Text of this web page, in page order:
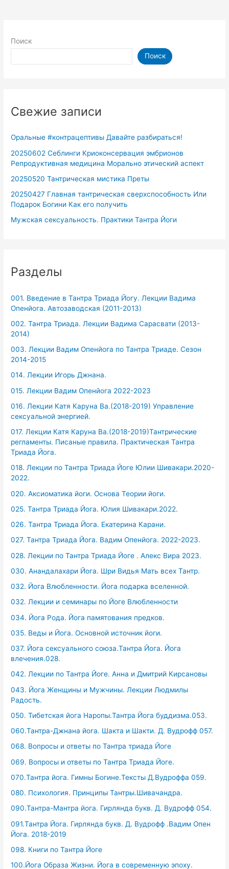
Поиск
Поиск
Свежие записи
Оральные #контрацептивы Давайте разбираться!
20250602 Себлинги Криоконсервация эмбрионов
Репродуктивная медицина Морально этический аспект
20250520 Тантрическая мистика Преты
20250427 Главная тантрическая сверхспособность Или
Подарок Богини Как его получить
Мужская сексуальность. Практики Тантра Йоги
Разделы
001. Введение в Тантра Триада Йогу. Лекции Вадима
Опенйога. Автозаводская (2011-2013)
002. Тантра Триада. Лекции Вадима Сарасвати (2013-
2014)
003. Лекции Вадим Опенйога по Тантра Триаде. Сезон
2014-2015
014. Лекции Игорь Джнана.
015. Лекции Вадим Опенйога 2022-2023
016. Лекции Катя Каруна Ва.(2018-2019) Управление
сексуальной энергией.
017. Лекции Катя Каруна Ва.(2018-2019)Тантрические
регламенты. Писаные правила. Практическая Тантра
Триада Йога.
018. Лекции по Тантра Триада Йоге Юлии Шивакари.2020-
2022.
020. Аксиоматика йоги. Основа Теории йоги.
025. Тантра Триада Йога. Юлия Шивакари.2022.
026. Тантра Триада Йога. Екатерина Карани.
027. Тантра Триада Йога. Вадим Опенйога. 2022-2023.
028. Лекции по Тантра Триада Йоге . Алекс Вира 2023.
030. Анандалахари Йога. Шри Видья Мать всех Тантр.
032. Йога Влюбленности. Йога подарка вселенной.
032. Лекции и семинары по Йоге Влюбленности
034. Йога Рода. Йога памятования предков.
035. Веды и Йога. Основной источник йоги.
037. Йога сексуального союза.Тантра Йога. Йога
влечения.028.
042. Лекции по Тантра Йоге. Анна и Дмитрий Кирсановы
043. Йога Женщины и Мужчины. Лекции Людмилы
Радость.
050. Тибетская йога Наропы.Тантра Йога буддизма.053.
060.Тантра-Джнана йога. Шакта и Шакти. Д. Вудрофф 057.
068. Вопросы и ответы по Тантра триада Йоге
069. Вопросы и ответы по Тантра Триада Йоге.
070.Тантра йога. Гимны Богине.Тексты Д.Вудроффа 059.
080. Психология. Принципы Тантры.Шивачандра.
090.Тантра-Мантра йога. Гирлянда букв. Д. Вудрофф 054.
091.Тантра Йога. Гирлянда букв. Д. Вудрофф .Вадим Опен
Йога. 2018-2019
098. Книги по Тантра Йоге
100.Йога Образа Жизни. Йога в современную эпоху.